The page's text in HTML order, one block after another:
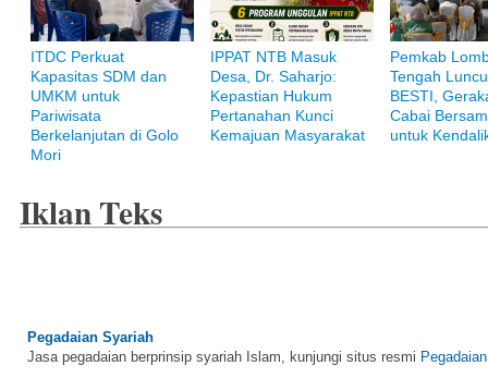
ITDC Perkuat
Kapasitas SDM dan
UMKM untuk
Pariwisata
Berkelanjutan di Golo
Mori
IPPAT NTB Masuk
Desa, Dr. Saharjo:
Kepastian Hukum
Pertanahan Kunci
Kemajuan Masyarakat
Pemkab
Tengah
BESTI,
Cabai
untuk
Iklan Teks
Bank Muamalat
Raih ketenangan dengan akses yang luas di Bank Muamalat